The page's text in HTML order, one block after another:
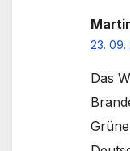
23. 09.
Das